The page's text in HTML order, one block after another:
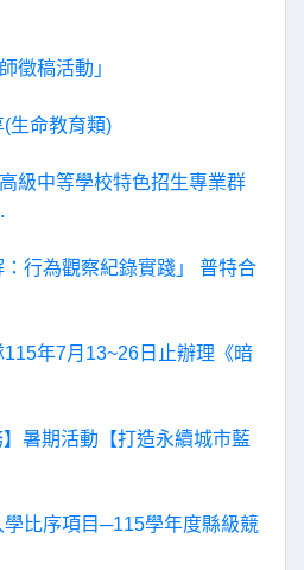
徵稿活動」
生命教育類)
級中等學校特色招生專業群
行為觀察紀錄實踐」 普特合
年7月13~26日止辦理《暗
】暑期活動【打造永續城市藍
比序項目─115學年度縣級競